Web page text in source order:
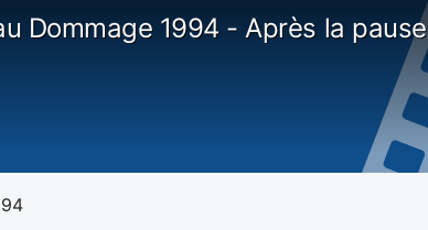
Dommage 1994 - Après la pause